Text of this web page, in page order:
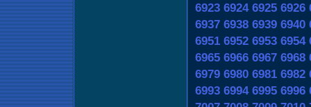
6923 6924 6925 6926
6937 6938 6939 6940
6951 6952 6953 6954
6965 6966 6967 6968
6979 6980 6981 6982
6993 6994 6995 6996